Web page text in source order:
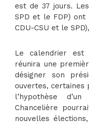
est de 37 jours.
SPD et le FDP)
CDU-CSU et le
Le calendrier
réunira une
désigner son
ouvertes, certaines
l’hypothèse
Chancelière
nouvelles